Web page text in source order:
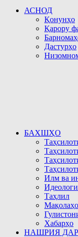
АСНОД
Қонунҳо
Қарору
Дастурҳо
БАХШҲО
Илм ва
Таҳлил
Мақолаҳо
Хабарҳо
НАШРИЯ ДАР